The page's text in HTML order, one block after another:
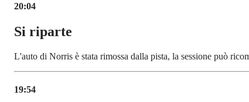
20:04
Si riparte
L'auto di Norris è stata rimossa dalla pista, la sessione può
19:54